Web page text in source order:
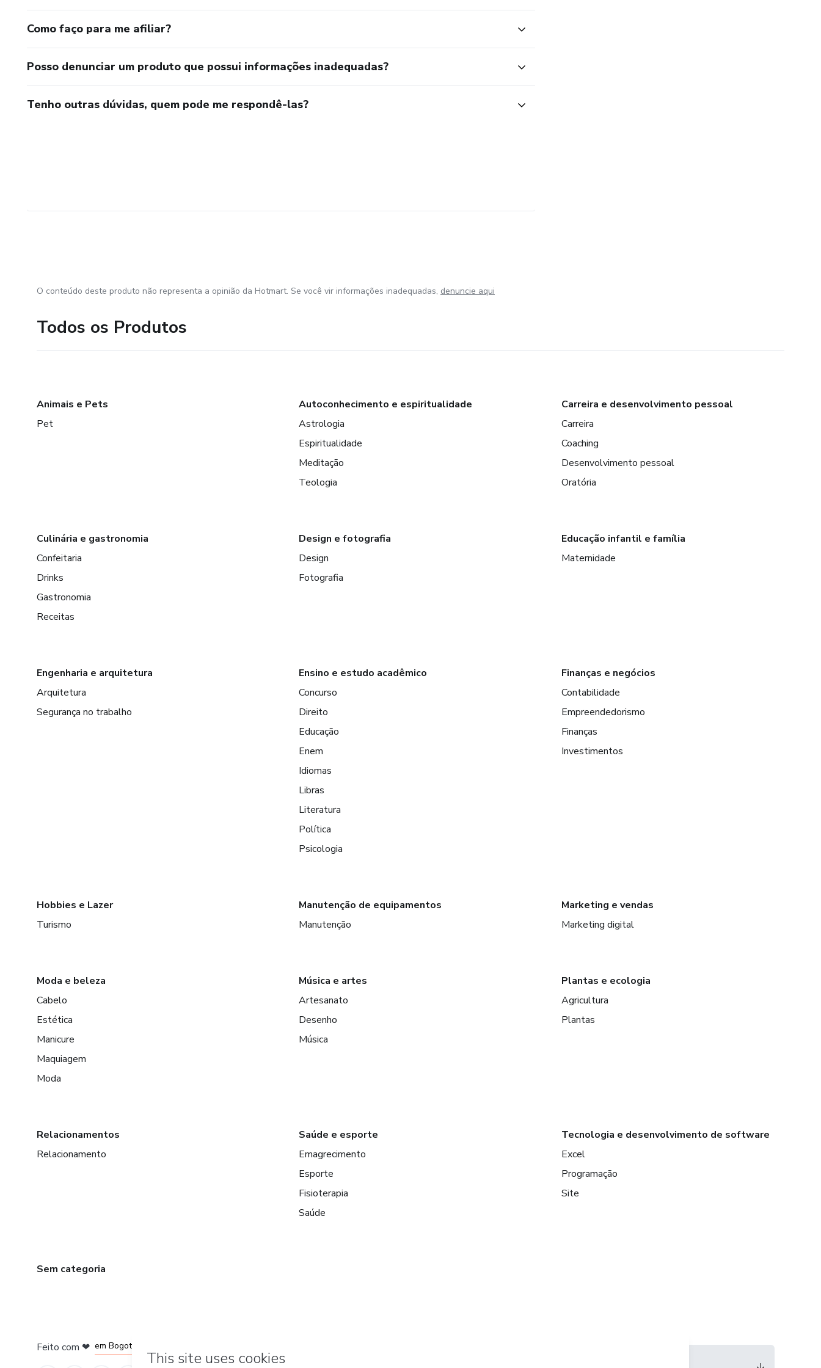
Como faço para me afiliar?
Posso denunciar um produto que possui informações inadequadas?
Tenho outras dúvidas, quem pode me respondê-las?
O conteúdo deste produto não representa a opinião da Hotmart. Se você vir informações inadequadas, denuncie aqui
Todos os Produtos
Animais e Pets
Pet
Autoconhecimento e espiritualidade
Astrologia
Espiritualidade
Meditação
Teologia
Carreira e desenvolvimento pessoal
Carreira
Coaching
Desenvolvimento pessoal
Oratória
Culinária e gastronomia
Confeitaria
Drinks
Gastronomia
Receitas
Design e fotografia
Design
Fotografia
Educação infantil e família
Maternidade
Engenharia e arquitetura
Arquitetura
Segurança no trabalho
Ensino e estudo acadêmico
Concurso
Direito
Educação
Enem
Idiomas
Libras
Literatura
Política
Psicologia
Finanças e negócios
Contabilidade
Empreendedorismo
Finanças
Investimentos
Hobbies e Lazer
Turismo
Manutenção de equipamentos
Manutenção
Marketing e vendas
Marketing digital
Moda e beleza
Cabelo
Estética
Manicure
Maquiagem
Moda
Música e artes
Artesanato
Desenho
Música
Plantas e ecologia
Agricultura
Plantas
Relacionamentos
Relacionamento
Saúde e esporte
Emagrecimento
Esporte
Fisioterapia
Saúde
Tecnologia e desenvolvimento de software
Excel
Programação
Site
Sem categoria
Feito com ❤
em Belo Horizonte
na Cidade do México
em Bogotá